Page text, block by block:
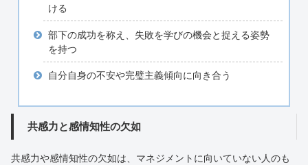
ける
部下の成功を称え、失敗を学びの機会と捉える姿勢
を持つ
自分自身の不安や完璧主義傾向に向き合う
共感力と感情知性の欠如
共感力や感情知性の欠如は、マネジメントに向いていない人のも